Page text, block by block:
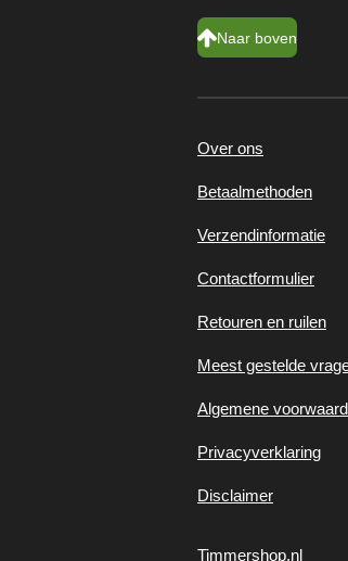
Naar boven
Over ons
Betaalmethoden
Verzendinformatie
Contactformulier
Retouren en ruilen
Meest gestelde
Algemene
Privacyverklaring
Disclaimer
Timmershop.nl